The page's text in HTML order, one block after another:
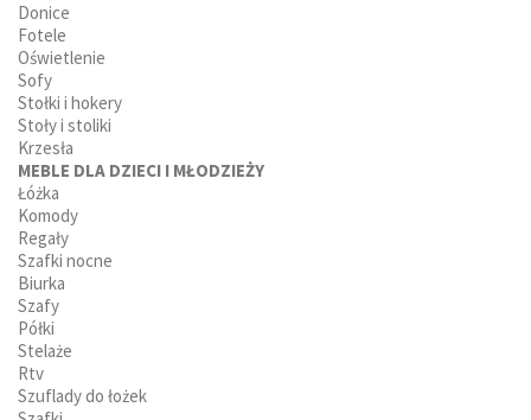
Donice
Fotele
Oświetlenie
Sofy
Stołki i hokery
Stoły i stoliki
Krzesła
MEBLE DLA DZIECI I MŁODZIEŻY
Łóżka
Komody
Regały
Szafki nocne
Biurka
Szafy
Półki
Stelaże
Rtv
Szuflady do łożek